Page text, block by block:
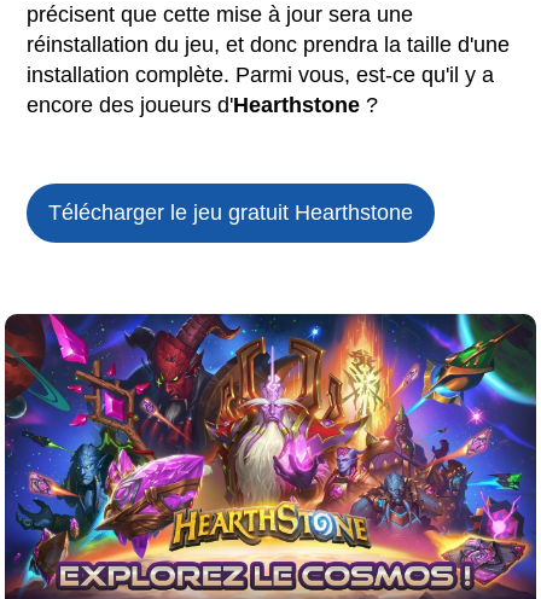
précisent que cette mise à jour sera une
réinstallation du jeu, et donc prendra la taille d'une
installation complète. Parmi vous, est-ce qu'il y a
encore des joueurs d'Hearthstone ?
Télécharger le jeu gratuit Hearthstone